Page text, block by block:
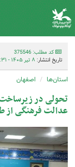
کد مطلب: 375546
تاریخ انتشار: ۸ تیر ۱۴۰۵ - ۰۶:۳۱
استان‌ها اصفهان
تحولی در
عدالت فرهنگی از